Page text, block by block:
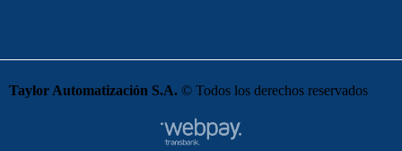
Taylor Automatización S.A. © Todos los derechos reservados